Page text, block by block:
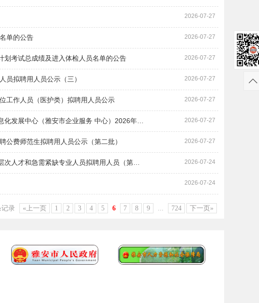
2026-07-27
单的公告 2026-07-27
划考试总成绩及进入体检人员名单的公告 2026-07-27
员拟聘用人员公示（三） 2026-07-27
工作人员（医护类）拟聘用人员公示 2026-07-27
发展中心（雅安市企业服务 中心）2026年… 2026-07-27
费师范生拟聘用人员公示（第二批） 2026-07-27
次人才和急需紧缺专业人员拟聘用人员（第… 2026-07-24
2026-07-24
记录 «上一页 1 2 3 4 5 6 7 8 9 ... 724 下一页»